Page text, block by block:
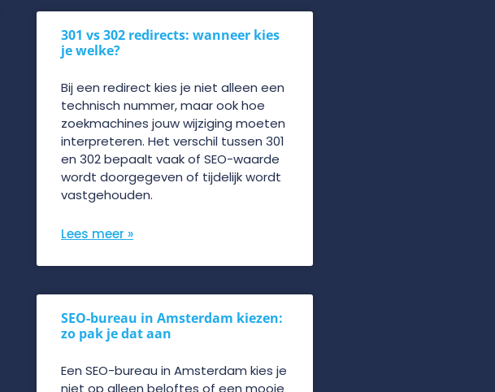
301 vs 302 redirects: wanneer kies
je welke?
Bij een redirect kies je niet alleen een
technisch nummer, maar ook hoe
zoekmachines jouw wijziging moeten
interpreteren. Het verschil tussen 301
en 302 bepaalt vaak of SEO-waarde
wordt doorgegeven of tijdelijk wordt
vastgehouden.
Lees meer »
SEO-bureau in Amsterdam kiezen:
zo pak je dat aan
Een SEO-bureau in Amsterdam kies je
niet op alleen beloftes of een mooie